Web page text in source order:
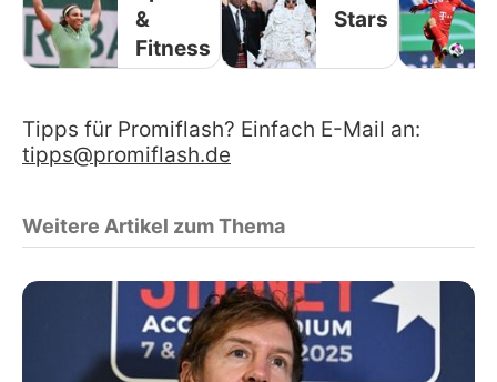
&
Fitness
Stars
Tipps für Promiflash? Einfach E-Mail an:
tipps@promiflash.de
Weitere Artikel zum Thema